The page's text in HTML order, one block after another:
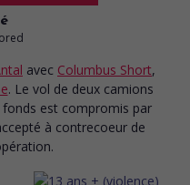
avec Columbus Short,
. Le vol de deux camions
est compromis par
à contrecoeur de